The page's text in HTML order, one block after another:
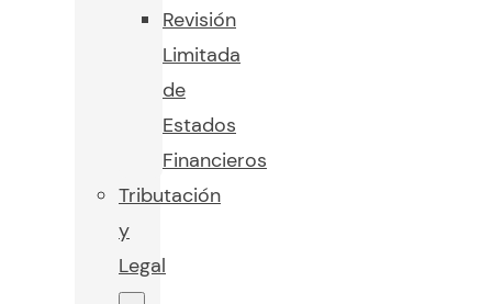
Revisión
Limitada
de
Estados
Financieros
Tributación
y
Legal